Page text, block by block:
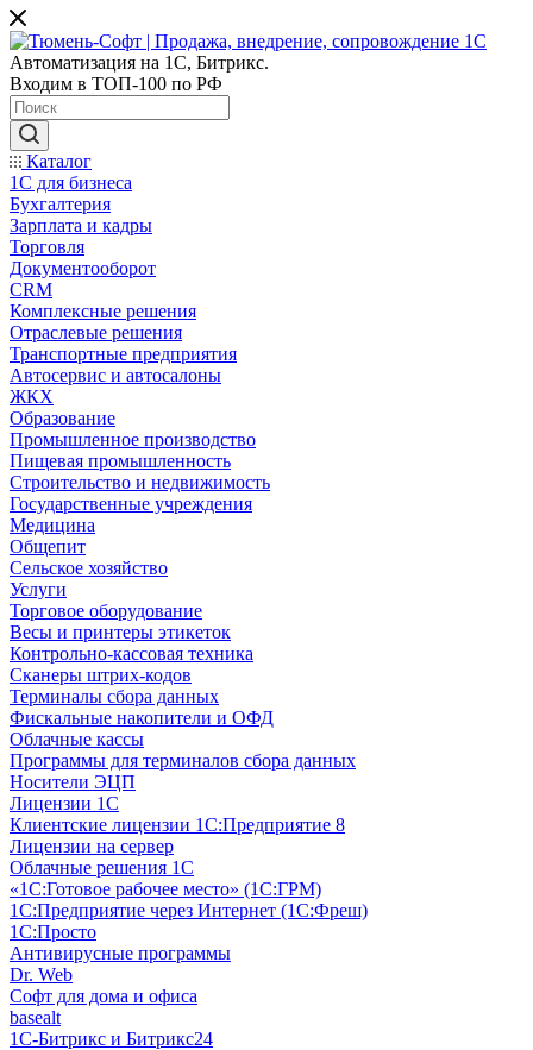
Автоматизация на 1С, Битрикс.
Входим в ТОП-100 по РФ
Каталог
1С для бизнеса
Бухгалтерия
Зарплата и кадры
Торговля
Документооборот
CRM
Комплексные решения
Отраслевые решения
Транспортные предприятия
Автосервис и автосалоны
ЖКХ
Образование
Промышленное производство
Пищевая промышленность
Строительство и недвижимость
Государственные учреждения
Медицина
Общепит
Сельское хозяйство
Услуги
Торговое оборудование
Весы и принтеры этикеток
Контрольно-кассовая техника
Сканеры штрих-кодов
Терминалы сбора данных
Фискальные накопители и ОФД
Облачные кассы
Программы для терминалов сбора данных
Носители ЭЦП
Лицензии 1С
Клиентские лицензии 1С:Предприятие 8
Лицензии на сервер
Облачные решения 1С
«1C:Готовое рабочее место» (1С:ГРМ)
1С:Предприятие через Интернет (1С:Фреш)
1С:Просто
Антивирусные программы
Dr. Web
Софт для дома и офиса
basealt
1С-Битрикс и Битрикс24